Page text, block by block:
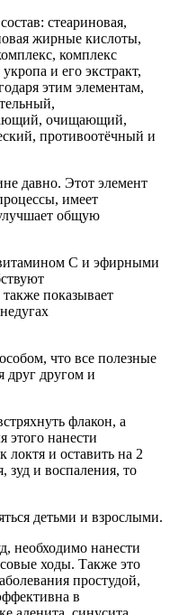
стеариновая,
жирные кислоты,
комплекс
и его экстракт,
этим элементам,
очищающий,
противоотёчный и
давно. Этот элемент
имеет
общую
С и эфирными
показывает
что все полезные
друг другом и
флакон, а
этого нанести
локтя и оставить на 2
зуд и воспаления, то
детьми и взрослыми.
необходимо нанести
ходы. Также это
простудой,
в